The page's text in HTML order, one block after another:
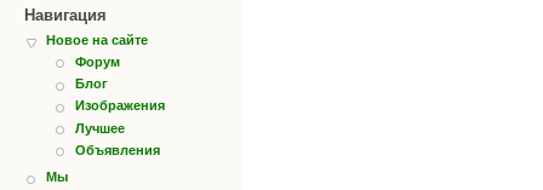
Навигация
Новое на сайте
Форум
Блог
Изображения
Лучшее
Объявления
Мы